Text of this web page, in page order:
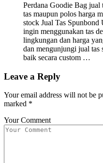
Perdana Goodie Bag jual
tas maupun polos harga
stock Jual Tas
ingin menggunakan tas
lingkungan dan harga
dan mengunjungi jual tas
baik secara custom …
Leave a Reply
Your email address will not be
marked *
Your Comment